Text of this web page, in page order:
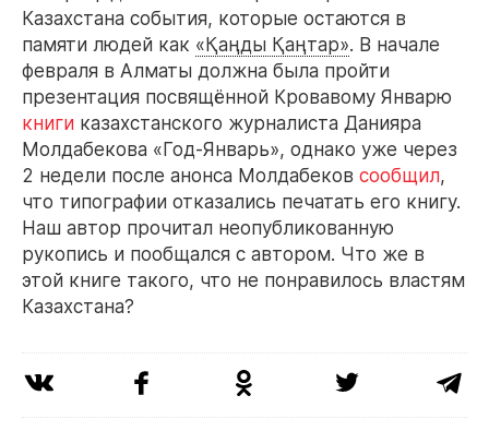
Казахстана события, которые остаются в
памяти людей как «Қаңды Қаңтар». В начале
февраля в Алматы должна была пройти
презентация посвящённой Кровавому Январю
книги казахстанского журналиста Данияра
Молдабекова «Год-Январь», однако уже через
2 недели после анонса Молдабеков сообщил,
что типографии отказались печатать его книгу.
Наш автор прочитал неопубликованную
рукопись и пообщался с автором. Что же в
этой книге такого, что не понравилось властям
Казахстана?